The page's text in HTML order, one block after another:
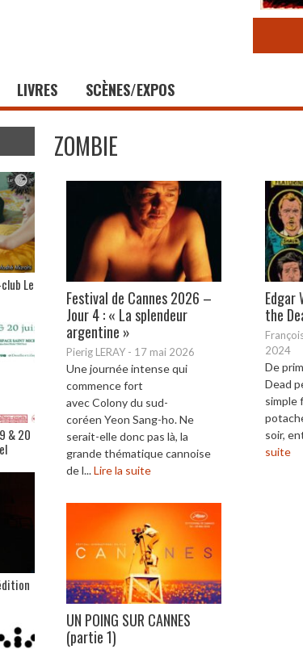
LIVRES SCÈNES/EXPOS
ZOMBIE
Festival de Cannes 2026 –
Jour 4 : « La splendeur
argentine »
Pierig LERAY - 17 mai 2026
Une journée intense qui
commence fort
avec Colony du sud-
coréen Yeon Sang-ho. Ne
serait-elle donc pas là, la
grande thématique cannoise
de l...Lire la suite
Edgar
the
2024
De
Dead
simple
soir,
suite
UN POING SUR CANNES
(partie 1)
Le
& 20